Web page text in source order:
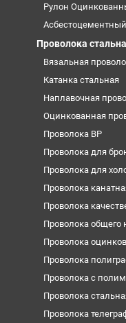
Рулон
Проволока
Вязальная
Катанка стальная
Наплавочная
Оцинкованная
Проволока ВР
Проволока для
Проволока для
Проволока
Проволока
Проволока общего
Проволока
Проволока
Проволока с
Проволока
Проволока